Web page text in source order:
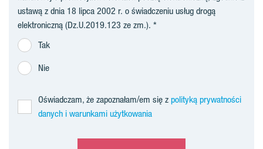
ustawą z dnia 18 lipca 2002 r. o świadczeniu usług drogą
elektroniczną (Dz.U.2019.123 ze zm.).
Tak
Nie
Oświadczam, że zapoznałam/em się z polityką prywatności
danych i warunkami użytkowania